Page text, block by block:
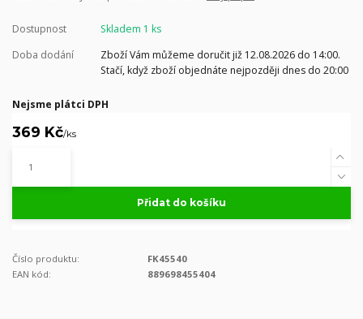
Dostupnost
Skladem 1 ks
Doba dodání
Zboží Vám můžeme doručit již 12.08.2026 do 14:00.
Stačí, když zboží objednáte nejpozději dnes do 20:00
Nejsme plátci DPH
369 Kč/ks
Přidat do košíku
Číslo produktu:
FK45540
EAN kód:
889698455404